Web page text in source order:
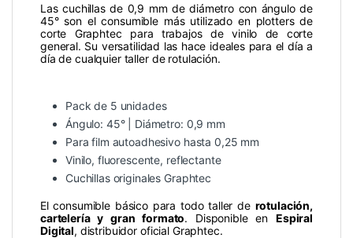
Las cuchillas de 0,9 mm de diámetro con ángulo de
45° son el consumible más utilizado en plotters de
corte Graphtec para trabajos de vinilo de corte
general. Su versatilidad las hace ideales para el día a
día de cualquier taller de rotulación.
Pack de 5 unidades
Ángulo: 45° | Diámetro: 0,9 mm
Para film autoadhesivo hasta 0,25 mm
Vinilo, fluorescente, reflectante
Cuchillas originales Graphtec
El consumible básico para todo taller de rotulación,
cartelería y gran formato. Disponible en Espiral
Digital, distribuidor oficial Graphtec.